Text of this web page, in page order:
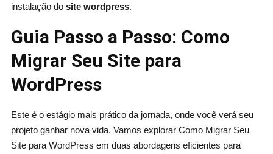
instalação do site wordpress.
Guia Passo a Passo: Como
Migrar Seu Site para
WordPress
Este é o estágio mais prático da jornada, onde você verá seu
projeto ganhar nova vida. Vamos explorar Como Migrar Seu
Site para WordPress em duas abordagens eficientes para